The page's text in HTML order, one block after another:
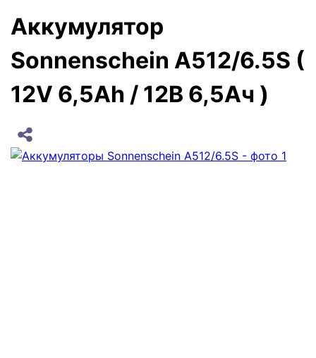
Аккумулятор
Sonnenschein A512/6.5S (
12V 6,5Ah / 12В 6,5Ач )